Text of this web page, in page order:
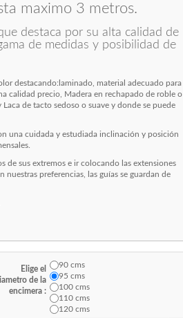
maximo 3 metros.
destaca por su alta calidad de
de medidas y posibilidad de
destacando:laminado, material adecuado para
calidad precio, Madera en rechapado de roble o
de tacto sedoso o suave y donde se puede
una cuidada y estudiada inclinación y posición
de sus extremos e ir colocando las extensiones
nuestras preferencias, las guías se guardan de
Elige el
de la
encimera :
90 cms
95 cms
100 cms
110 cms
120 cms